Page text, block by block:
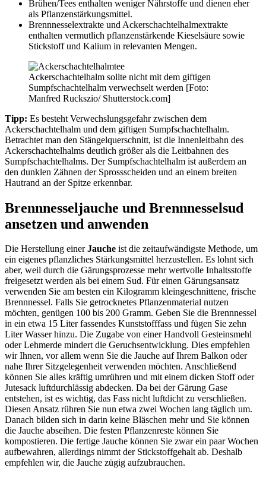
Brühen/Tees enthalten weniger Nährstoffe und dienen eher
als Pflanzenstärkungsmittel.
Brennnesselextrakte und Ackerschachtelhalmextrakte
enthalten vermutlich pflanzenstärkende Kieselsäure sowie
Stickstoff und Kalium in relevanten Mengen.
Ackerschachtelhalm sollte nicht mit dem giftigen
Sumpfschachtelhalm verwechselt werden [Foto:
Manfred Ruckszio/ Shutterstock.com]
Tipp: Es besteht Verwechslungsgefahr zwischen dem
Ackerschachtelhalm und dem giftigen Sumpfschachtelhalm.
Betrachtet man den Stängelquerschnitt, ist die Innenleitbahn des
Ackerschachtelhalms deutlich größer als die Leitbahnen des
Sumpfschachtelhalms. Der Sumpfschachtelhalm ist außerdem an
den dunklen Zähnen der Sprossscheiden und an einem breiten
Hautrand an der Spitze erkennbar.
Brennnesseljauche und Brennnesselsud
ansetzen und anwenden
Die Herstellung einerJauche ist die zeitaufwändigste Methode, um
ein eigenes pflanzliches Stärkungsmittel herzustellen. Es lohnt sich
aber, weil durch die Gärungsprozesse mehr wertvolle Inhaltsstoffe
freigesetzt werden als bei einem Sud. Für einen Gärungsansatz
verwenden Sie am besten ein Kilogramm kleingeschnittene, frische
Brennnessel. Falls Sie getrocknetes Pflanzenmaterial nutzen
möchten, genügen 100 bis 200 Gramm. Geben Sie die Brennnessel
in ein etwa 15 Liter fassendes Kunststofffass und fügen Sie zehn
Liter Wasser hinzu. Die Zugabe von einer Handvoll Gesteinsmehl
oder Lehmerde mindert die Geruchsentwicklung. Dies empfehlen
wir Ihnen, vor allem wenn Sie die Jauche auf Ihrem Balkon oder
nahe Ihrer Sitzgelegenheit verwenden möchten. Anschließend
können Sie alles kräftig umrühren und mit einem dicken Stoff oder
Jutesack luftdurchlässig abdecken. Da bei der Gärung Gase
entstehen, ist es wichtig, das Fass nicht luftdicht zu verschließen.
Diesen Ansatz rühren Sie nun etwa zwei Wochen lang täglich um.
Danach bilden sich in darin keine Bläschen mehr und Sie können
die Jauche abseihen. Die festen Pflanzenreste können Sie
kompostieren. Die fertige Jauche können Sie zwar ein paar Wochen
aufbewahren, allerdings nimmt der Stickstoffgehalt ab. Deshalb
empfehlen wir, die Jauche zügig aufzubrauchen.